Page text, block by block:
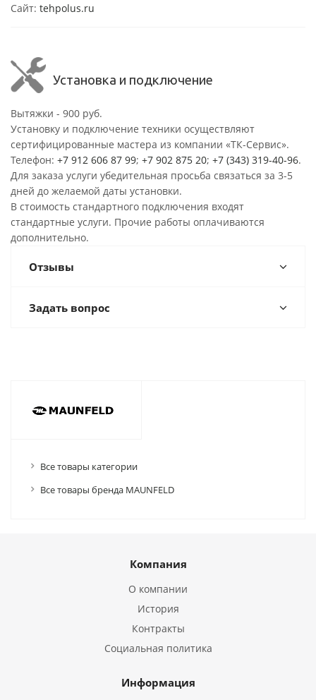
Сайт: tehpolus.ru
Установка и подключение
Вытяжки - 900 руб.
Установку и подключение техники осуществляют
сертифицированные мастера из компании «ТК-Сервис».
Телефон: +7 912 606 87 99; +7 902 875 20; +7 (343) 319-40-96.
Для заказа услуги убедительная просьба связаться за 3-5
дней до желаемой даты установки.
В стоимость стандартного подключения входят
стандартные услуги. Прочие работы оплачиваются
дополнительно.
Отзывы
Задать вопрос
Все товары категории
Все товары бренда MAUNFELD
Компания
О компании
История
Контракты
Социальная политика
Информация